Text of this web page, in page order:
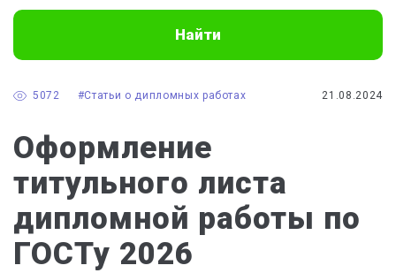
Найти
21.08.2024
#Статьи о дипломных работах
5072
Оформление
титульного листа
дипломной работы по
ГОСТу 2026